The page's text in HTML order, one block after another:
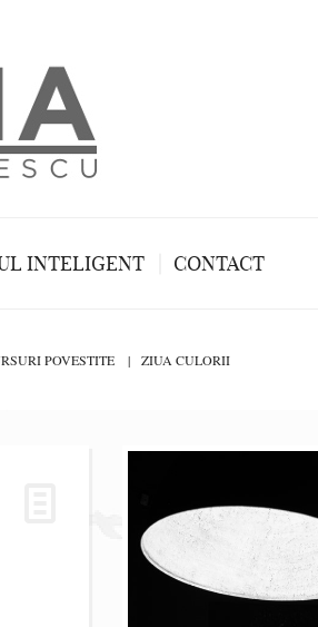
INTELIGENT CONTACT
POVESTITE ZIUA CULORII